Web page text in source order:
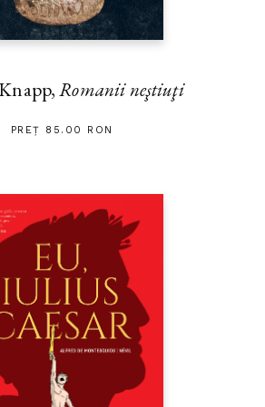
Romanii neştiuţi
PREȚ 85.00 RON